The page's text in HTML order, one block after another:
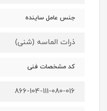
جنس عامل ساینده
ذرات الماسه (شنی)
کد مشخصات فنی
866-104-111-080-016